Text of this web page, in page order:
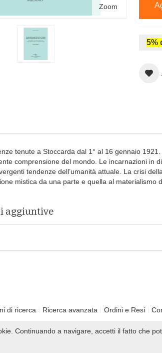
Continuando a navigare, accetti il fatto che
Zoom
5%
tenute a Stoccarda dal 1° al 16 gennaio
comprensione del mondo. Le incarnazioni in
tendenze dell’umanità attuale. La crisi
mistica da una parte e quella al materialismo
aggiuntive
di ricerca Ricerca avanzata Ordini e Resi